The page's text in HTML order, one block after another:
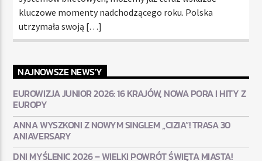
kluczowe momenty nadchodzącego roku. Polska
utrzymała swoją […]
NAJNOWSZE NEWS'Y
EUROWIZJA JUNIOR 2026: 16 KRAJÓW, NOWA PORA I HITY Z
EUROPY
ANNA WYSZKONI Z NOWYM SINGLEM „CIZIA”! TRASA 30
ANIAVERSARY
DNI MYŚLENIC 2026 – WIELKI POWRÓT ŚWIĘTA MIASTA!